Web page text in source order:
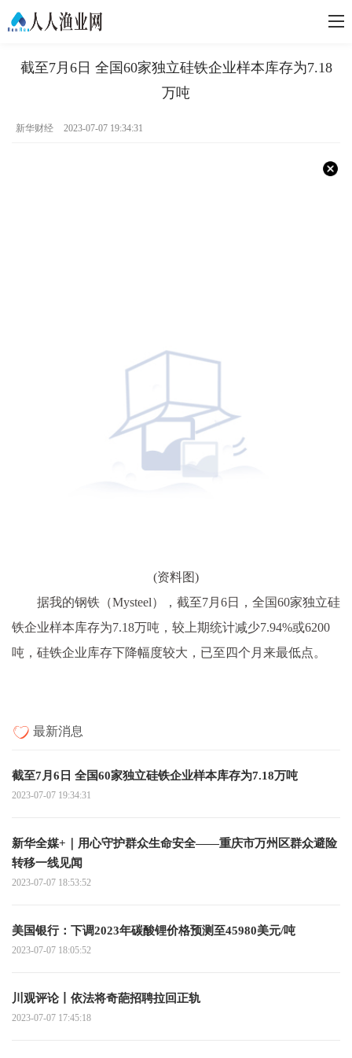
截至7月6日 全国60家独立硅铁企业样本库存为7.18
万吨
新华财经 2023-07-07 19:34:31
(资料图)
据我的钢铁（Mysteel），截至7月6日，全国60家独立硅
铁企业样本库存为7.18万吨，较上期统计减少7.94%或6200
吨，硅铁企业库存下降幅度较大，已至四个月来最低点。
最新消息
截至7月6日 全国60家独立硅铁企业样本库存为7.18万吨
2023-07-07 19:34:31
新华全媒+｜用心守护群众生命安全——重庆市万州区群众避险
转移一线见闻
2023-07-07 18:53:52
美国银行：下调2023年碳酸锂价格预测至45980美元/吨
2023-07-07 18:05:52
川观评论丨依法将奇葩招聘拉回正轨
2023-07-07 17:45:18